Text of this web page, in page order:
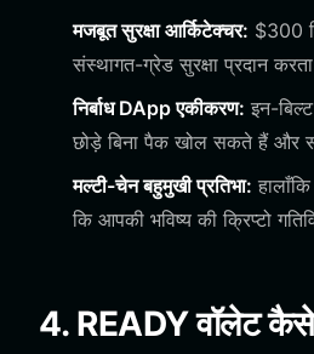
मजबूत सुरक्षा आर्किटेक्चर: $300
संस्थागत-ग्रेड सुरक्षा प्रदान
निर्बाध DApp एकीकरण: इन-
छोड़े बिना पैक खोल सकते हैं और
मल्टी-चेन बहुमुखी प्रतिभा:
कि आपकी भविष्य की क्रिप्टो
4. READY वॉलेट कैसे